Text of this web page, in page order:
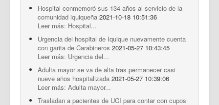
Hospital conmemoró sus 134 años al servicio de la
comunidad iquiqueña 2021-10-18 10:51:36
Leer más: Hospital...
Urgencia del hospital de Iquique nuevamente cuenta
con garita de Carabineros 2021-05-27 10:43:45
Leer más: Urgencia del...
Adulta mayor se va de alta tras permanecer casi
nueve años hospitalizada 2021-05-27 10:39:06
Leer más: Adulta mayor...
Trasladan a pacientes de UCI para contar con cupos